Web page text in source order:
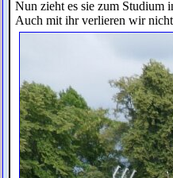
Nun zieht es sie zum Studium
Auch mit ihr verlieren wir nicht